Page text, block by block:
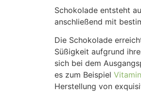
Schokolade entsteht
anschließend mit
Die Schokolade
Süßigkeit aufgrund
sich bei dem
es zum Beispiel
Herstellung von